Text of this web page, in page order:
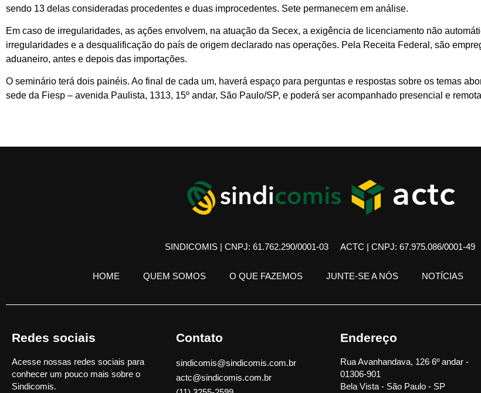
sendo 13 delas consideradas procedentes e duas improcedentes. Sete permanecem em análise.
Em caso de irregularidades, as ações envolvem, na atuação da Secex, a exigência de licenciamento não
irregularidades e a desqualificação do país de origem declarado nas operações. Pela Receita Federal, são
aduaneiro, antes e depois das importações.
O seminário terá dois painéis. Ao final de cada um, haverá espaço para perguntas e respostas sobre os temas
sede da Fiesp – avenida Paulista, 1313, 15º andar, São Paulo/SP, e poderá ser acompanhado presencial e
SINDICOMIS | CNPJ: 61.762.290/0001-03 ACTC | CNPJ: 67.975.086/0001-49
HOME QUEM SOMOS O QUE FAZEMOS JUNTE-SE A NÓS NOTÍCIAS
Redes sociais
Acesse nossas redes sociais para
conhecer um pouco mais sobre o
Sindicomis.
Contato
sindicomis@sindicomis.com.br
actc@sindicomis.com.br
Endereço
Rua Avanhandava, 126 6º andar -
01306-901
Bela Vista - São Paulo - SP